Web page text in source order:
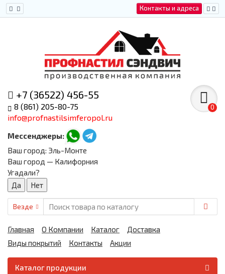
Контакты и адреса
+7 (36522) 456-55
8 (861) 205-80-75
info@profnastilsimferopol.ru
Мессенджеры:
0
Ваш город: Эль-Монте
Ваш город — Калифорния
Угадали?
Везде
Главная О Компании Каталог
Доставка
Виды покрытий
Контакты Акции
Каталог продукции